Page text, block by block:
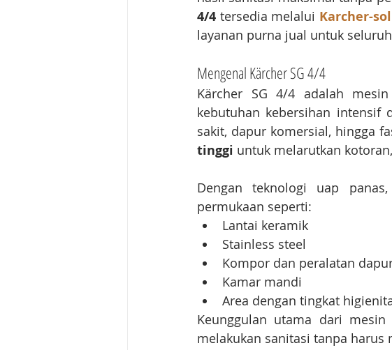
4/4 tersedia melalui Karcher-
layanan purna jual untuk
Mengenal Kärcher SG 4/4
Kärcher SG 4/4 adalah
kebutuhan kebersihan intensif
sakit, dapur komersial, hingga
tinggi untuk melarutkan
Dengan teknologi uap
permukaan seperti:
Lantai keramik
Stainless steel
Kompor dan peralatan
Kamar mandi
Area dengan tingkat
Keunggulan utama dari
melakukan sanitasi tanpa